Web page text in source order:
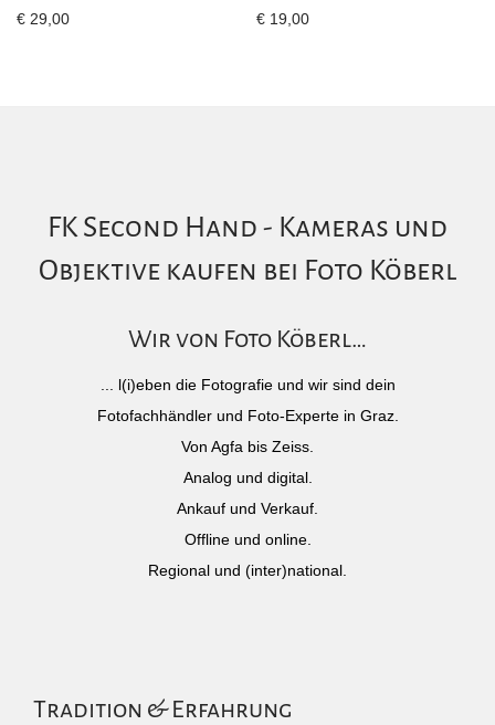
€ 29,00
€ 19,00
FK Second Hand - Kameras und
Objektive kaufen bei Foto Köberl
Wir von Foto Köberl…
... l(i)eben die Fotografie und wir sind dein
Fotofachhändler und Foto-Experte in Graz.
Von Agfa bis Zeiss.
Analog und digital.
Ankauf und Verkauf.
Offline und online.
Regional und (inter)national.
Tradition & Erfahrung